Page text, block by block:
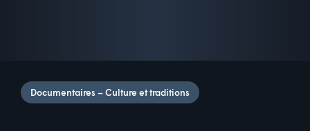
Documentaires – Culture et traditions